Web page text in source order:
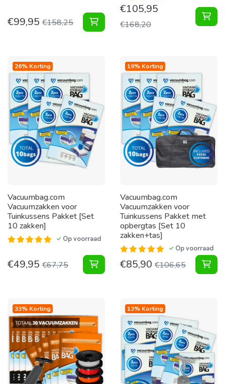
€99,95 €158,25 XL Vacuumzakken Pakket Home
€105,95
€168,20
XL
26% Korting
Vacuumbag.com
Vacuumzakken voor
Tuinkussens Pakket [Set
10 zakken]
Op voorraad
€49,95 €67,75 Vacuumzakken voor Tuinkussens
19% Korting
Vacuumbag.com
Vacuumzakken voor
Tuinkussens Pakket met
opbergtas [Set 10
zakken+tas]
Op voorraad
€85,90 €106,65
33% Korting 13% Korting